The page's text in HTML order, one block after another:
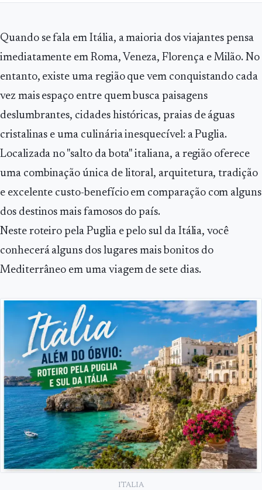
Quando se fala em Itália, a maioria dos viajantes pensa
imediatamente em Roma, Veneza, Florença e Milão. No
entanto, existe uma região que vem conquistando cada
vez mais espaço entre quem busca paisagens
deslumbrantes, cidades históricas, praias de águas
cristalinas e uma culinária inesquecível: a Puglia.
Localizada no "salto da bota" italiana, a região oferece
uma combinação única de litoral, arquitetura, tradição
e excelente custo-benefício em comparação com alguns
dos destinos mais famosos do país.
Neste roteiro pela Puglia e pelo sul da Itália, você
conhecerá alguns dos lugares mais bonitos do
Mediterrâneo em uma viagem de sete dias.
ITALIA